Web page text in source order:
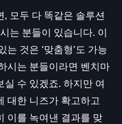
모두 다 똑같은 솔루션
는 분들이 있습니다. 이
것은 ‘맞춤형’도 가능
시는 분들이라면 벤치마
수 있겠죠. 하지만 여
대한 니즈가 확고하고
이를 녹여낸 결과를 맞